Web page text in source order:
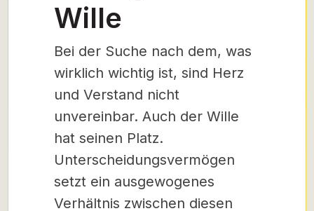
Wille
Bei der Suche nach dem, was
wirklich wichtig ist, sind Herz
und Verstand nicht
unvereinbar. Auch der Wille
hat seinen Platz.
Unterscheidungsvermögen
setzt ein ausgewogenes
Verhältnis zwischen diesen